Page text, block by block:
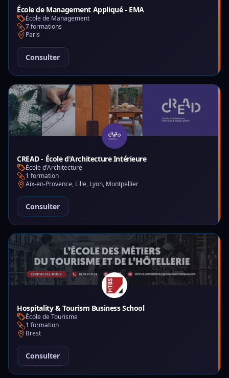
École de Management Appliqué - EMA
École de Management
7 formations
Paris
Consulter
CREAD - École d'Architecture Intérieure
École d'Architecture
1 formation
Aix-en-Provence, Lille, Lyon, Montpellier
Consulter
Hospitality & Tourism Business School
École de Tourisme
1 formation
Brest
Consulter